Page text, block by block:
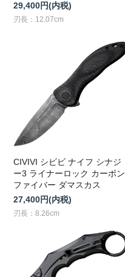
29,400円(内税)
刃長：12.07cm
CIVIVI シビビ ナイフ シナジ
ー3 ライナーロック カーボン
ファイバー ダマスカス
27,400円(内税)
刃長：8.26cm